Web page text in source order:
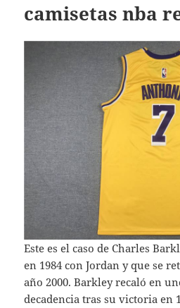
camisetas nba
Este es el caso de Charles
en 1984 con Jordan y que se
año 2000. Barkley recaló en
decadencia tras su victoria en